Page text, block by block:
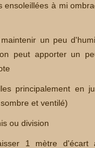
ensoleillées à mi
un peu
peut apporter un
principalement en
et ventilé)
ou division
1 mètre d'écart